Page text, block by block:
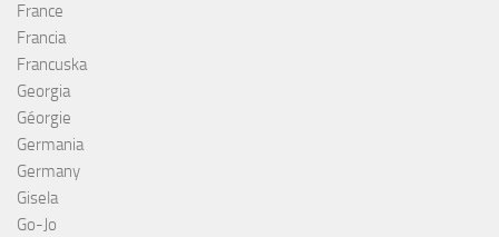
France
Francia
Francuska
Georgia
Géorgie
Germania
Germany
Gisela
Go-Jo